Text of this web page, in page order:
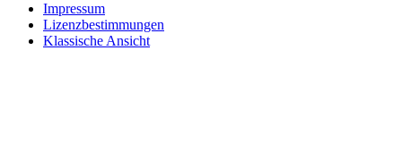
Impressum
Lizenzbestimmungen
Klassische Ansicht